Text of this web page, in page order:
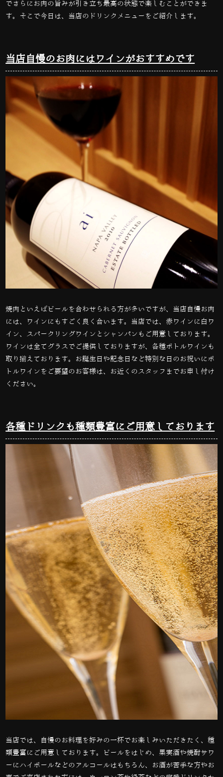
でさらにお肉の旨みが引き立ち最高の状態で楽しむことができま
す。そこで今日は、当店のドリンクメニューをご紹介します。
当店自慢のお肉にはワインがおすすめです
焼肉といえばビールを合わせられる方が多いですが、当店自慢お肉
には、ワインにもすごく良く合います。当店では、赤ワインに白ワ
イン、スパークリングワインとシャンパンもご用意しております。
ワインは全てグラスでご提供しておりますが、 各種ボトルワインも
取り揃えております。
お誕生日や記念日など特別な日のお祝いにボ
トルワインをご要望のお客様は、お近くのスタッフまでお申し付け
ください。
各種ドリンクも種類豊富にご用意しております
当店では、自慢のお料理を好みの一杯でお楽しみいただきたく、種
類豊富にご用意しております。ビールをはじめ、果実酒や焼酎サワ
ーにハイボールなどのアルコールはもちろん、お酒が苦手な方やお